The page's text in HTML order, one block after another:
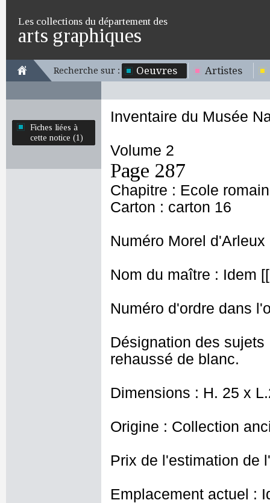
Les collections du département des
arts graphiques
Recherche sur : Oeuvres Artistes
Fiches liées à
cette notice (1)
Inventaire du Musée
Volume 2
Page 287
Chapitre : Ecole
Carton : carton 16
Numéro Morel d'Arleux
Nom du maître : Idem
Numéro d'ordre dans
Désignation des
rehaussé de blanc.
Dimensions : H. 25 x
Origine : Collection
Prix de l'estimation de
Emplacement actuel :